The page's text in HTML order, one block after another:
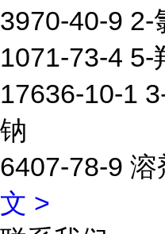
3970-40-9 2-
1071-73-4 5-
17636-10-1
钠
6407-78-9 溶
文 >